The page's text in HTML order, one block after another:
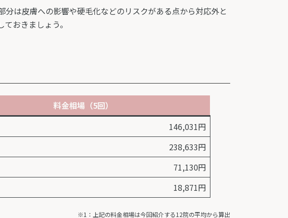
は皮膚への影響や硬毛化などのリスクがある点から対応外と
おきましょう。
料金相場（5回）
146,031円
238,633円
71,130円
18,871円
※1：上記の料金相場は今回紹介する12院の平均から算出